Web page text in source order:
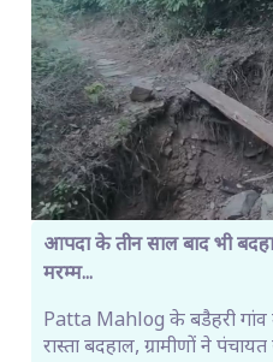
आपदा के तीन साल बाद भी
मरम्म...
Patta Mahlog के बडैहरी
रास्ता बदहाल, ग्रामीणों ने